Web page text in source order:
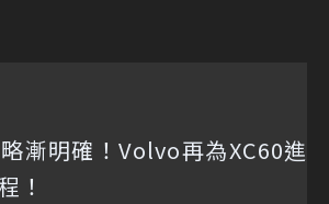
漸明確！Volvo再為XC60進
！